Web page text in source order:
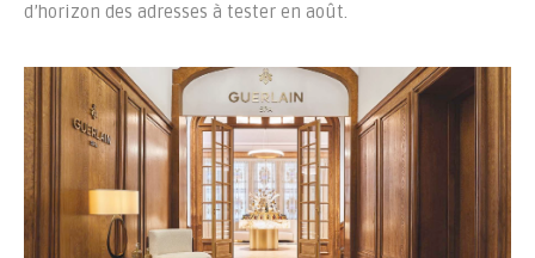
d’horizon des adresses à tester en août.